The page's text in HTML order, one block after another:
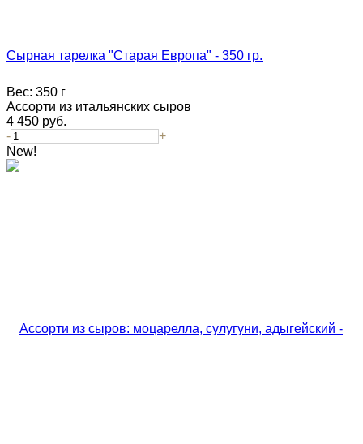
Сырная тарелка "Старая Европа" - 350 гр.
Вес: 350 г
Ассорти из итальянских сыров
4 450 руб.
-
+
New!